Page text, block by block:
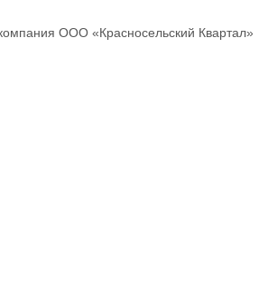
ООО «Красносельский Квартал»